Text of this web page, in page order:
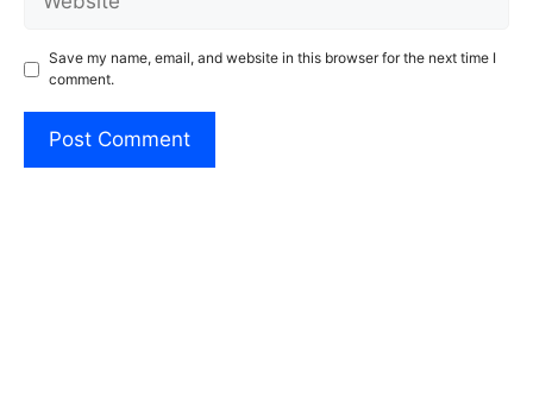
Save my name, email, and website in this browser for the next time I
comment.